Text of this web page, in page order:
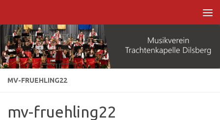
MV-FRUEHLING22
mv-fruehling22